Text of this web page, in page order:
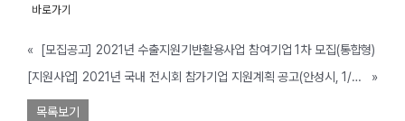
바로가기
«
[모집공고] 2021년 수출지원기반활용사업 참여기업 1차 모집(통합형)
[지원사업] 2021년 국내 전시회 참가기업 지원계획 공고(안성시, 1/29까지)
»
목록보기